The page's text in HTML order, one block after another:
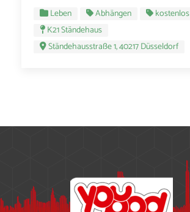
Leben Abhängen
kostenlos
K21 Ständehaus
Ständehausstraße 1, 40217 Düsseldorf